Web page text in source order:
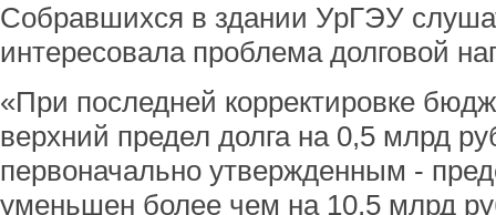
Собравшихся в здании УрГЭУ
интересовала проблема долговой
«При последней корректировке
верхний предел долга на 0,5 млрд
первоначально утвержденным -
уменьшен более чем на 10,5 млрд